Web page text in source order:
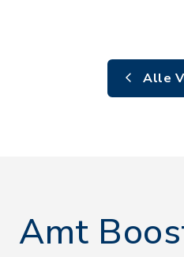
Alle
Amt